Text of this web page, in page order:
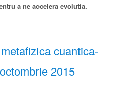
a ne accelera evolutia.
cuantica-
2015